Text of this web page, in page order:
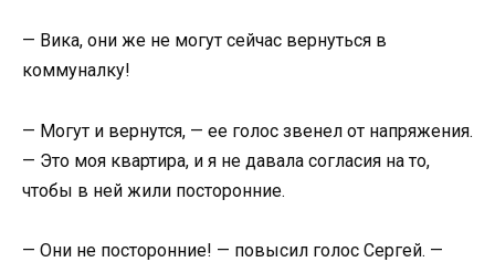
— Вика, они же не могут сейчас вернуться в
коммуналку!
— Могут и вернутся, — ее голос звенел от напряжения.
— Это моя квартира, и я не давала согласия на то,
чтобы в ней жили посторонние.
— Они не посторонние! — повысил голос Сергей. —